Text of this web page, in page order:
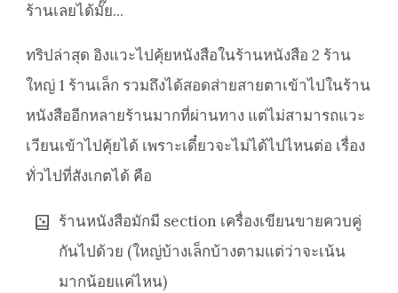
ร้านเลยได้มั๊ย...
ทริปล่าสุด อิงแวะไปคุ้ยหนังสือในร้านหนังสือ 2 ร้าน
ใหญ่ 1 ร้านเล็ก รวมถึงได้สอดส่ายสายตาเข้าไปในร้าน
หนังสืออีกหลายร้านมากที่ผ่านทาง แต่ไม่สามารถแวะ
เวียนเข้าไปคุ้ยได้ เพราะเดี๋ยวจะไม่ได้ไปไหนต่อ เรื่อง
ทั่วไปที่สังเกตได้ คือ
ร้านหนังสือมักมี section เครื่องเขียนขายควบคู่
กันไปด้วย (ใหญ่บ้างเล็กบ้างตามแต่ว่าจะเน้น
มากน้อยแค่ไหน)